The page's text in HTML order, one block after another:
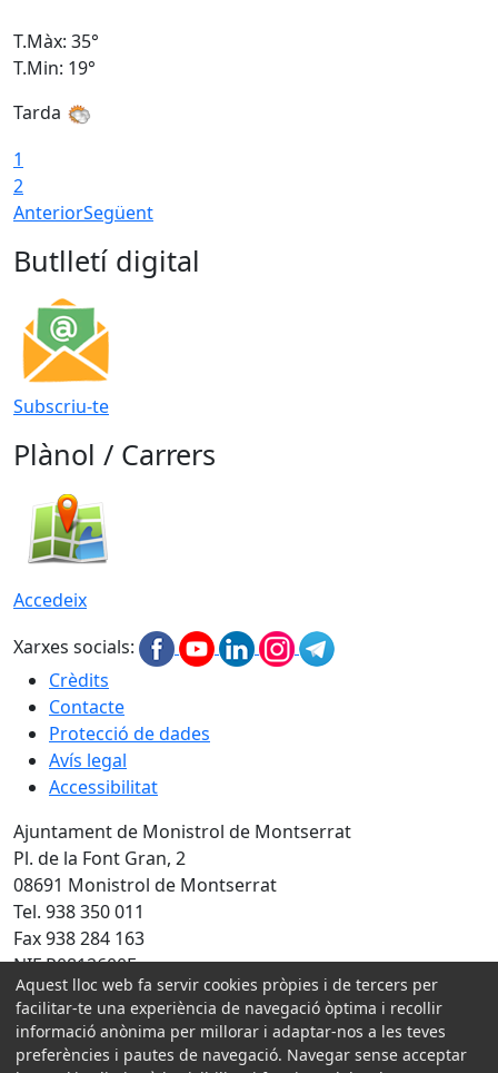
T.Màx: 35°
T.Min: 19°
Tarda
1
2
AnteriorSegüent
Butlletí digital
Subscriu-te
Plànol / Carrers
Accedeix
Xarxes socials:
Crèdits
Contacte
Protecció de dades
Avís legal
Accessibilitat
Ajuntament de Monistrol de Montserrat
Pl. de la Font Gran, 2
08691 Monistrol de Montserrat
Tel. 938 350 011
Fax 938 284 163
NIF P0812600E
Amb la col·laboració de:
Aquest lloc web fa servir cookies pròpies i de tercers per
facilitar-te una experiència de navegació òptima i recollir
informació anònima per millorar i adaptar-nos a les teves
preferències i pautes de navegació. Navegar sense acceptar